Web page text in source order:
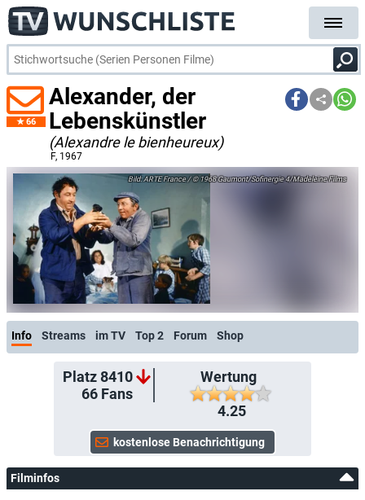
66
Alexander, der
Lebenskünstler
(Alexandre le bienheureux)
F, 1967
ARTE France / © 1968 Gaumont/Sofinergie 4/Madeleine Films
Info Streams im TV Top 2 Forum Shop
Platz 8410
66Fans
Wertung
4.25
Filminfos